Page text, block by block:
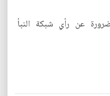
عن رأي شبكة النبأ